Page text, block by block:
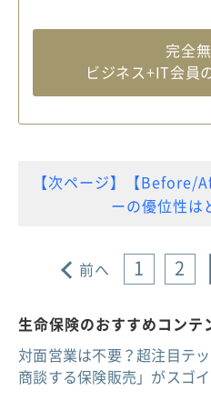
完全
ビジネス+IT会員
【次ページ】【Before/
ーの優位性は
前へ 1 2
生命保険のおすすめコンテ
対面営業は不要？超注目テ
商談する保険販売」がスゴ